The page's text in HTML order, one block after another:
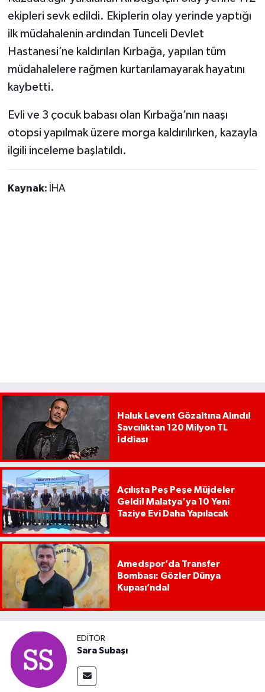
ekipleri sevk edildi. Ekiplerin olay yerinde yaptığı
ilk müdahalenin ardından Tunceli Devlet
Hastanesi’ne kaldırılan Kırbağa, yapılan tüm
müdahalelere rağmen kurtarılamayarak hayatını
kaybetti.
Evli ve 3 çocuk babası olan Kırbağa’nın naaşı
otopsi yapılmak üzere morga kaldırılırken, kazayla
ilgili inceleme başlatıldı.
Kaynak: İHA
Haluk Levent Gözaltına Alındı!
Savcılıktan 120 Milyon TL
İddiası
Açılışta Peş Peşe Müjdeler
Geldi! Malatya'ya 10 Yeni
Taziye Evi Daha Yapılacak
Amedspor’da Transfer
Bombası: Gözler Dünya
Kupası’nda!
EDITÖR
Sara Subaşı